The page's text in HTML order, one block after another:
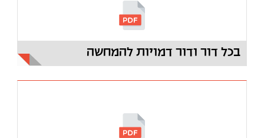
בכל דור ודור דמויות להמחשה